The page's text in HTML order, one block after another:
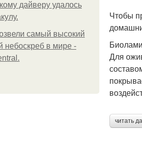
дайверу удалось
самый высокий
небоскреб в мире -
Чтобы
Для
читать